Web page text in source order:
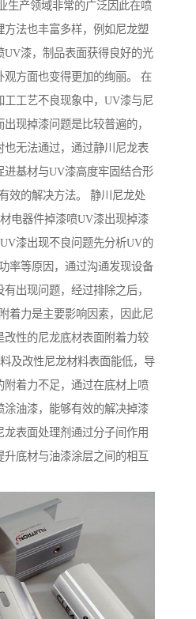
生产领域非常的广泛因此在喷
方法也丰富多样，例如尼龙塑
UV漆，制品表面获得良好的光
方面也变得更加的绚丽。 在
工工艺不良现象中，UV漆与尼
现掉漆问题是比较普遍的，
也无法通过，通过静川尼龙表
进基材与UV漆高度牢固结合形
效的解决方法。 静川尼龙处
电器件掉漆喷UV漆出现掉漆
漆出现不良问题先分析UV的
率等原因，通过沟通发现设备
出现问题，经过排除之后，
着力是主要影响因素，因此尼
性的尼龙底材表面附着力较
及改性尼龙材料表面能低，导
附着力不足，通过在底材上喷
油漆，能够有效的解决掉漆
表面处理剂通过分子间作用
底材与油漆涂层之间的相互